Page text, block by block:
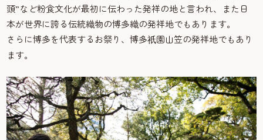
頭”など粉食文化が最初に伝わった発祥の地と言われ、また日
本が世界に誇る伝統織物の博多織の発祥地でもあります。
さらに博多を代表するお祭り、博多祇園山笠の発祥地でもあり
ます。